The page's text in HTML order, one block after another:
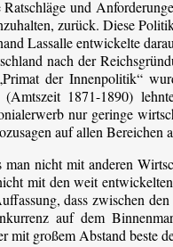
und
zurück. Diese
Lassalle entwickelte
nach der
der Innenpolitik“
(Amtszeit 1871-1890)
nur geringe
auf allen
nicht mit anderen
mit den weit
dass zwischen
auf dem
mit großem Abstand beste